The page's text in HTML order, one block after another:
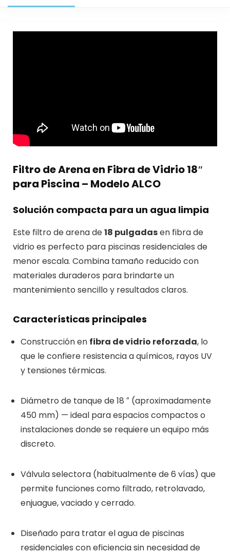
Filtro de Arena en Fibra de Vidrio 18″
para Piscina – Modelo ALCO
Solución compacta para un agua limpia
Este filtro de arena de18 pulgadasen fibra de
vidrio es perfecto para piscinas residenciales de
menor escala. Combina tamaño reducido con
materiales duraderos para brindarte un
mantenimiento sencillo y resultados claros.
Características principales
Construcción en fibra de vidrio reforzada, lo
que le confiere resistencia a químicos, rayos UV
y tensiones térmicas.
Diámetro de tanque de 18 ″ (aproximadamente
450 mm) — ideal para espacios compactos o
instalaciones donde se requiere un equipo más
discreto.
Válvula selectora (habitualmente de 6 vías) que
permite funciones como filtrado, retrolavado,
enjuague, vaciado y cerrado.
Diseñado para tratar el agua de piscinas
residenciales con eficiencia sin necesidad de